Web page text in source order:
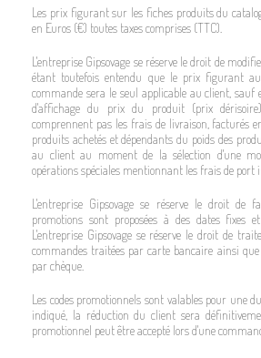
Les prix figurant sur les fiches produits du
en Euros (€) toutes taxes comprises (TTC).
L'entreprise Gipsovage se réserve le droit de
étant toutefois entendu que le prix figurant
commande sera le seul applicable au client,
d'affichage du prix du produit (prix
comprennent pas les frais de livraison, facturés
produits achetés et dépendants du poids des
au client au moment de la sélection d'une
opérations spéciales mentionnant les frais de port
L'entreprise Gipsovage se réserve le droit de
promotions sont proposées à des dates fixes
L'entreprise Gipsovage se réserve le droit de
commandes traitées par carte bancaire ainsi
par chèque.
Les codes promotionnels sont valables pour une
indiqué, la réduction du client sera
promotionnel peut être accepté lors d'une